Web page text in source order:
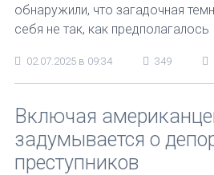
обнаружили, что загадочная
себя не так, как предполагалось
02.07.2025 в 09:34 349
Включая
задумывается о
преступников